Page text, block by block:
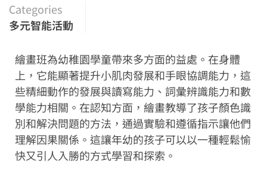
Categories
多元智能活動
繪畫班為幼稚園學童帶來多方面的益處。在身體
上，它能顯著提升小肌肉發展和手眼協調能力，這
些精細動作的發展與讀寫能力、詞彙辨識能力和數
學能力相關。在認知方面，繪畫教導了孩子顏色識
別和解決問題的方法，通過實驗和遵循指示讓他們
理解因果關係。這讓年幼的孩子可以以一種輕鬆愉
快又引人入勝的方式學習和探索。